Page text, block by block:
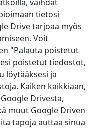
vaihdat
tietosi
Drive tarjoaa myös
Voit
"Palauta poistetut
poistetut tiedostot,
löytääksesi ja
Kaiken kaikkiaan,
Drivesta,
muut Google Driven
tapoja auttaa sinua